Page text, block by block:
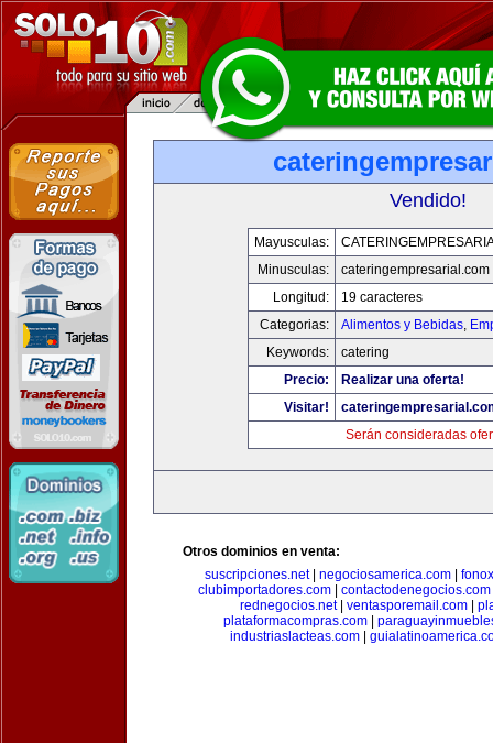
Vendido!
Mayusculas:
Minusculas:
cateringempresarial.com
Longitud:
19 caracteres
Categorias:
Alimentos y Bebidas,
Keywords:
catering
Precio:
Realizar una oferta!
Visitar!
Serán consideradas
Otros dominios en venta:
suscripciones.net| negociosamerica.com|
clubimportadores.com
contactodenegocios.com
rednegocios.net| ventasporemail.com
plataformacompras.com
industriaslacteas.com